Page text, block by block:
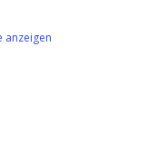
anzeigen